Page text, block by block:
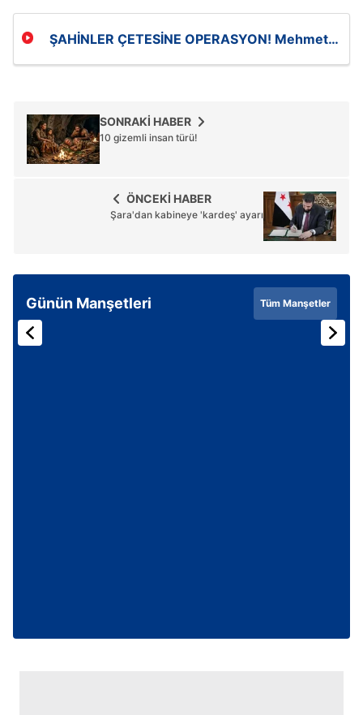
ŞAHİNLER ÇETESİNE OPERASYON! Mehmet
SONRAKİ HABER
10 gizemli insan türü!
ÖNCEKİ HABER
Şara'dan kabineye 'kardeş' ayarı
Günün Manşetleri Tüm Manşetler